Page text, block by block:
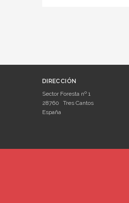
DIRECCIÓN
Sector Foresta nº 1
28760
Tres Cantos
España